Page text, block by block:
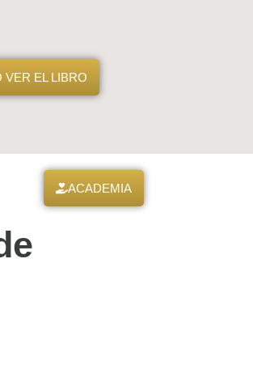
EL LIBRO
ACADEMIA